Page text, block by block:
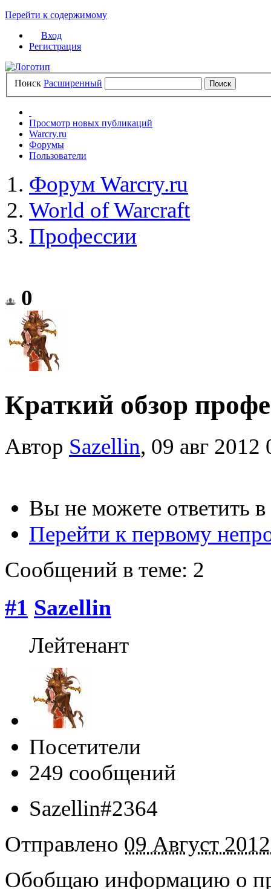
Перейти к содержимому
Вход
Регистрация
Поиск Расширенный
Просмотр новых публикаций
Warcry.ru
Форумы
Пользователи
Форум Warcry.ru
World of Warcraft
Профессии
0
Краткий обзор
Автор Sazellin, 09 авг 2012
Вы не можете ответить в
Перейти к первому
Сообщений в теме: 2
#1 Sazellin
Лейтенант
Посетители
249 сообщений
Sazellin#2364
Отправлено 09 Август
Обобщаю информацию о